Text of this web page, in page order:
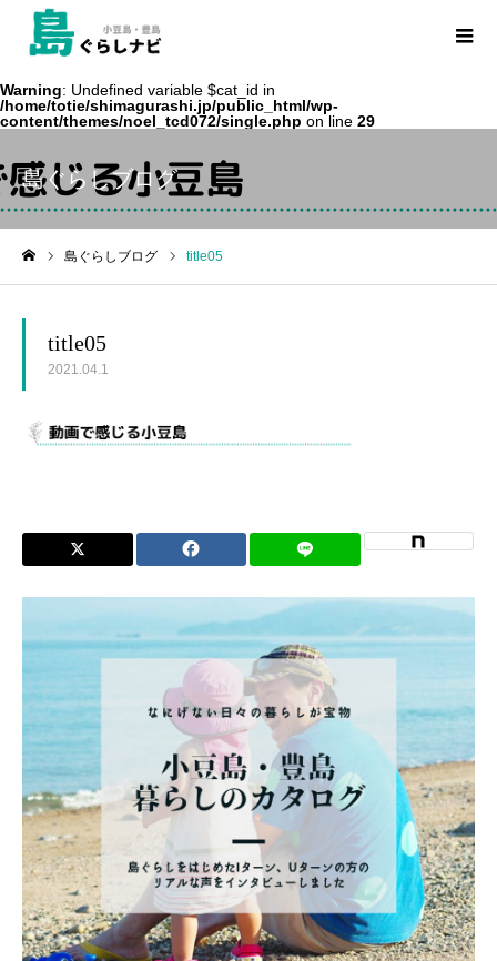
Warning: Undefined variable $cat_id in
/home/totie/shimagurashi.jp/public_html/wp-
content/themes/noel_tcd072/single.php on line 29
島ぐらしブログ
島ぐらしブログ title05
title05
2021.04.1